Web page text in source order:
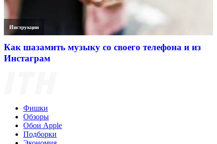
Инструкции
Как шазамить музыку со своего телефона и из
Инстаграм
Фишки
Обзоры
Обои Apple
Подборки